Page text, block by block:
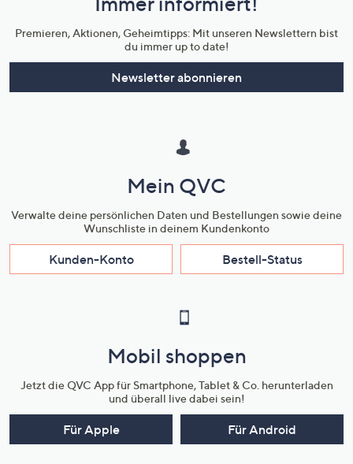
Unternehmensinformationen
Premieren, Aktionen, Geheimtipps: Mit unseren Newslettern bist
du immer up to date!
Newsletter abonnieren
Mein QVC
Verwalte deine persönlichen Daten und Bestellungen sowie deine
Wunschliste in deinem Kundenkonto
Kunden-Konto Bestell-Status
Mobil shoppen
Jetzt die QVC App für Smartphone, Tablet & Co. herunterladen
und überall live dabei sein!
Für Apple Für Android